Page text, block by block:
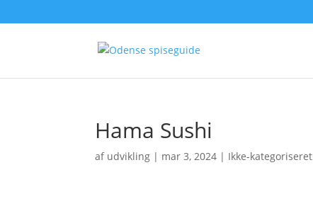
Hama Sushi
af udvikling | mar 3, 2024 | Ikke-kategoriseret